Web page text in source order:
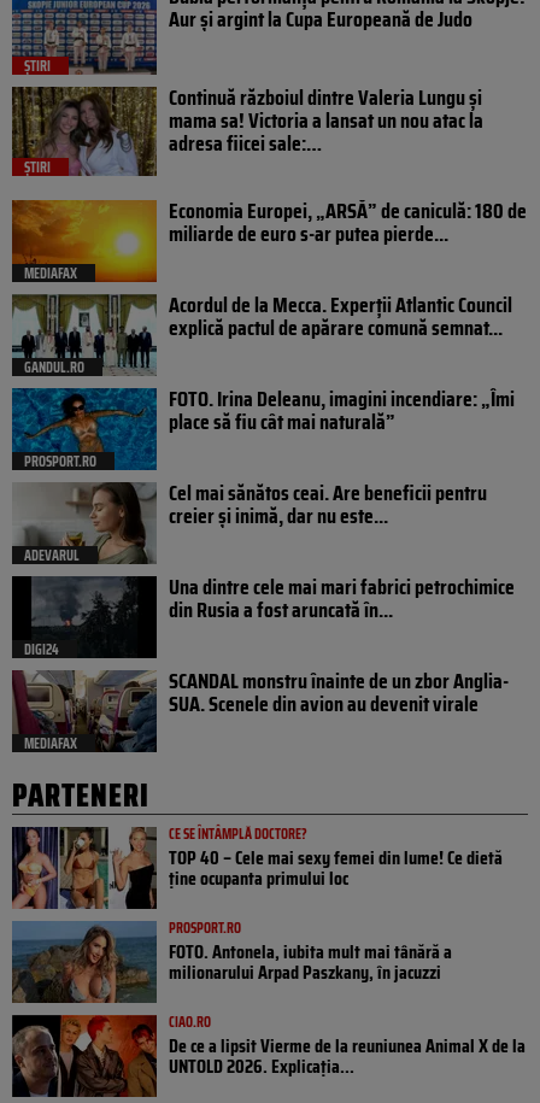
ȘTIRI
Aur și argint la Cupa Europeană de Judo
ȘTIRI
Continuă războiul dintre Valeria Lungu și
mama sa! Victoria a lansat un nou atac la
adresa fiicei sale:…
MEDIAFAX
Economia Europei, „ARSĂ” de caniculă: 180 de
miliarde de euro s-ar putea pierde...
GANDUL.RO
Acordul de la Mecca. Experții Atlantic Council
explică pactul de apărare comună semnat...
PROSPORT.RO
FOTO. Irina Deleanu, imagini incendiare: „Îmi
place să fiu cât mai naturală”
ADEVARUL
Cel mai sănătos ceai. Are beneficii pentru
creier și inimă, dar nu este...
DIGI24
Una dintre cele mai mari fabrici petrochimice
din Rusia a fost aruncată în...
MEDIAFAX
SCANDAL monstru înainte de un zbor Anglia-
SUA. Scenele din avion au devenit virale
PARTENERI
CE SE ÎNTÂMPLĂ DOCTORE?
TOP 40 – Cele mai sexy femei din lume! Ce dietă
ține ocupanta primului loc
PROSPORT.RO
FOTO. Antonela, iubita mult mai tânără a
milionarului Arpad Paszkany, în jacuzzi
CIAO.RO
De ce a lipsit Vierme de la reuniunea Animal X de la
UNTOLD 2026. Explicația...